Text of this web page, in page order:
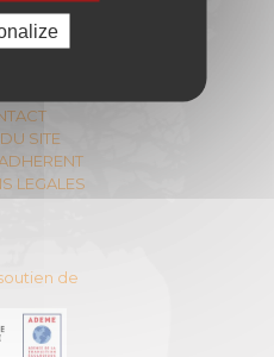
ENERGIE
- 75008 PARIS
SITE
LEGALES
de